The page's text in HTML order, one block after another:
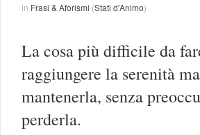
in Frasi & Aforismi (Stati d'Animo)
La cosa più difficile da
raggiungere la serenità
mantenerla, senza
perderla.